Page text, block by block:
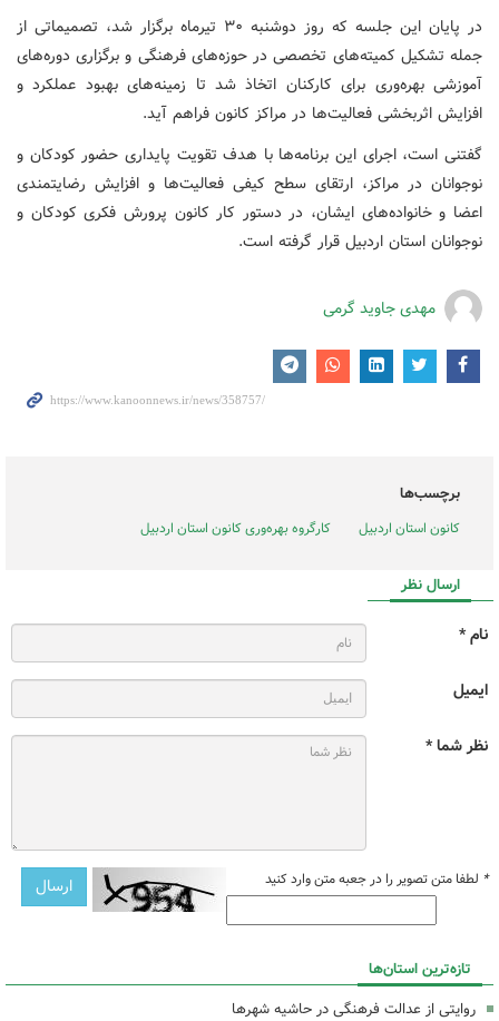
در پایان این جلسه که روز دوشنبه ۳۰ تیرماه برگزار شد، تصمیماتی از
جمله تشکیل کمیته‌های تخصصی در حوزه‌های فرهنگی و برگزاری دوره‌های
آموزشی بهره‌وری برای کارکنان اتخاذ شد تا زمینه‌های بهبود عملکرد و
افزایش اثربخشی فعالیت‌ها در مراکز کانون فراهم آید.
گفتنی است، اجرای این برنامه‌ها با هدف تقویت پایداری حضور کودکان و
نوجوانان در مراکز، ارتقای سطح کیفی فعالیت‌ها و افزایش رضایتمندی
اعضا و خانواده‌های ایشان، در دستور کار کانون پرورش فکری کودکان و
نوجوانان استان اردبیل قرار گرفته است.
مهدی جاوید گرمی
برچسب‌ها
کانون استان اردبیل کارگروه بهره‌وری کانون استان اردبیل
ارسال نظر
نام *
ایمیل
نظر شما *
* لطفا متن تصویر را در جعبه متن وارد کنید
تازه‌ترین استان‌ها
روایتی از عدالت فرهنگی در حاشیه شهرها